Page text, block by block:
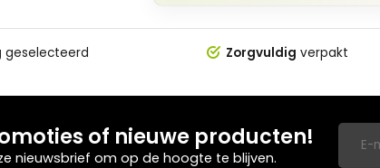
geselecteerd Zorgvuldig verpakt
of nieuwe producten!
nieuwsbrief om op de hoogte te blijven.